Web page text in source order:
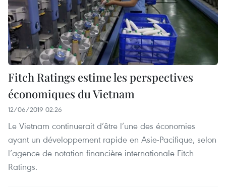
Fitch Ratings estime les perspectives
économiques du Vietnam
12/06/2019 02:26
Le Vietnam continuerait d’être l’une des économies
ayant un développement rapide en Asie-Pacifique, selon
l’agence de notation financière internationale Fitch
Ratings.